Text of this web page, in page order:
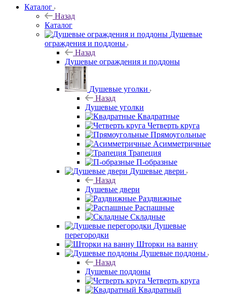
Каталог
Назад
Каталог
Душевые
ограждения и поддоны
Назад
Душевые ограждения и поддоны
Душевые уголки
Назад
Душевые уголки
Квадратные
Четверть круга
Прямоугольные
Асимметричные
Трапеция
П-образные
Душевые двери
Назад
Душевые двери
Раздвижные
Распашные
Складные
Душевые
перегородки
Шторки на ванну
Душевые поддоны
Назад
Душевые поддоны
Четверть круга
Квадратный